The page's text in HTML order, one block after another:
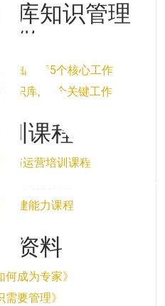
库知识管理
做
知识库5个核心工作
识库的5个关键工作
训课程
与运营培训课程
构建能力课程
资料
何成为专家》
需要管理》